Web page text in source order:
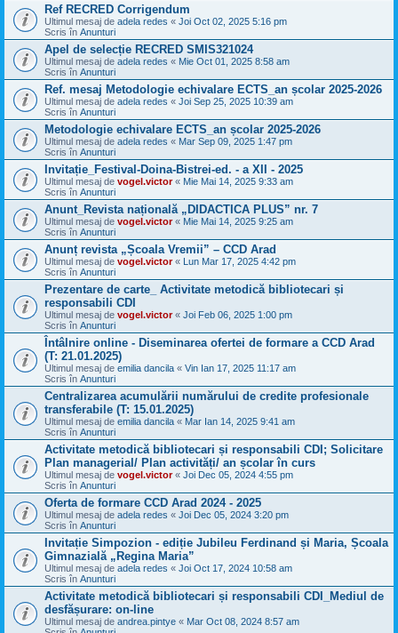
Ref RECRED Corrigendum
Ultimul mesaj de adela redes « Joi Oct 02, 2025 5:16 pm
Scris în Anunturi
Apel de selecție RECRED SMIS321024
Ultimul mesaj de adela redes « Mie Oct 01, 2025 8:58 am
Scris în Anunturi
Ref. mesaj Metodologie echivalare ECTS_an școlar 2025-2026
Ultimul mesaj de adela redes « Joi Sep 25, 2025 10:39 am
Scris în Anunturi
Metodologie echivalare ECTS_an școlar 2025-2026
Ultimul mesaj de adela redes « Mar Sep 09, 2025 1:47 pm
Scris în Anunturi
Invitație_Festival-Doina-Bistrei-ed. - a XII - 2025
Ultimul mesaj de vogel.victor« Mie Mai 14, 2025 9:33 am
Scris în Anunturi
Anunt_Revista națională „DIDACTICA PLUS” nr. 7
Ultimul mesaj de vogel.victor« Mie Mai 14, 2025 9:25 am
Scris în Anunturi
Anunț revista „Școala Vremii” – CCD Arad
Ultimul mesaj de vogel.victor« Lun Mar 17, 2025 4:42 pm
Scris în Anunturi
Prezentare de carte_ Activitate metodică bibliotecari și
responsabili CDI
Ultimul mesaj de vogel.victor« Joi Feb 06, 2025 1:00 pm
Scris în Anunturi
Întâlnire online - Diseminarea ofertei de formare a CCD Arad
(T: 21.01.2025)
Ultimul mesaj de emilia dancila « Vin Ian 17, 2025 11:17 am
Scris în Anunturi
Centralizarea acumulării numărului de credite profesionale
transferabile (T: 15.01.2025)
Ultimul mesaj de emilia dancila « Mar Ian 14, 2025 9:41 am
Scris în Anunturi
Activitate metodică bibliotecari și responsabili CDI; Solicitare
Plan managerial/ Plan activități/ an școlar în curs
Ultimul mesaj de vogel.victor« Joi Dec 05, 2024 4:55 pm
Scris în Anunturi
Oferta de formare CCD Arad 2024 - 2025
Ultimul mesaj de adela redes « Joi Dec 05, 2024 3:20 pm
Scris în Anunturi
Invitație Simpozion - ediție Jubileu Ferdinand și Maria, Școala
Gimnazială „Regina Maria”
Ultimul mesaj de adela redes « Joi Oct 17, 2024 10:58 am
Scris în Anunturi
Activitate metodică bibliotecari și responsabili CDI_Mediul de
desfășurare: on-line
Ultimul mesaj de andrea.pintye « Mar Oct 08, 2024 8:57 am